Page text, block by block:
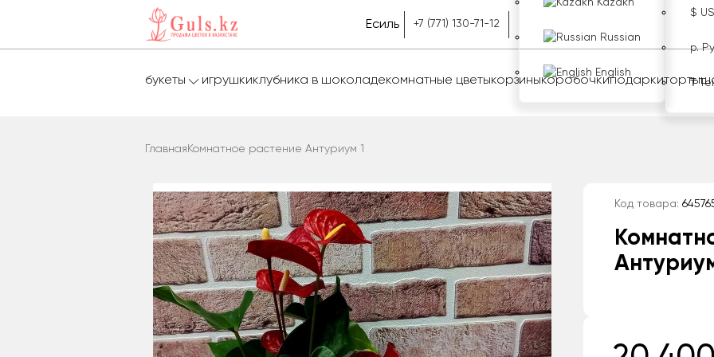
Есиль +7 (771) 130-71-12
Kazakh
Russian
English
$
р.
₸
букеты игрушкиклубника в шоколадекомнатные цветыкорзиныкоробочкиподаркиторты
Главная Комнатное растение Антуриум 1
Код товара: